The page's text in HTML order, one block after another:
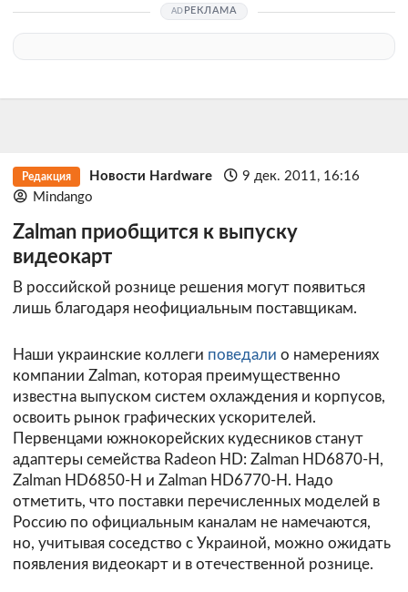
РЕКЛАМА
Редакция Новости Hardware
9 дек. 2011, 16:16
Mindango
Zalman приобщится к выпуску
видеокарт
В российской рознице решения могут появиться
лишь благодаря неофициальным поставщикам.
Наши украинские коллеги поведали о намерениях
компании Zalman, которая преимущественно
известна выпуском систем охлаждения и корпусов,
освоить рынок графических ускорителей.
Первенцами южнокорейских кудесников станут
адаптеры семейства Radeon HD: Zalman HD6870-H,
Zalman HD6850-H и Zalman HD6770-H. Надо
отметить, что поставки перечисленных моделей в
Россию по официальным каналам не намечаются,
но, учитывая соседство с Украиной, можно ожидать
появления видеокарт и в отечественной рознице.